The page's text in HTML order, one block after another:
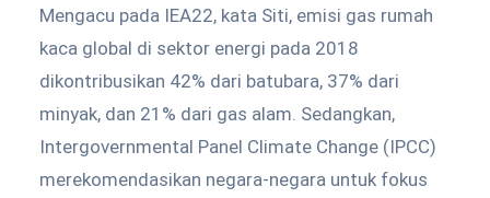
Mengacu pada IEA22, kata Siti, emisi gas rumah
kaca global di sektor energi pada 2018
dikontribusikan 42% dari batubara, 37% dari
minyak, dan 21% dari gas alam. Sedangkan,
Intergovernmental Panel Climate Change (IPCC)
merekomendasikan negara-negara untuk fokus